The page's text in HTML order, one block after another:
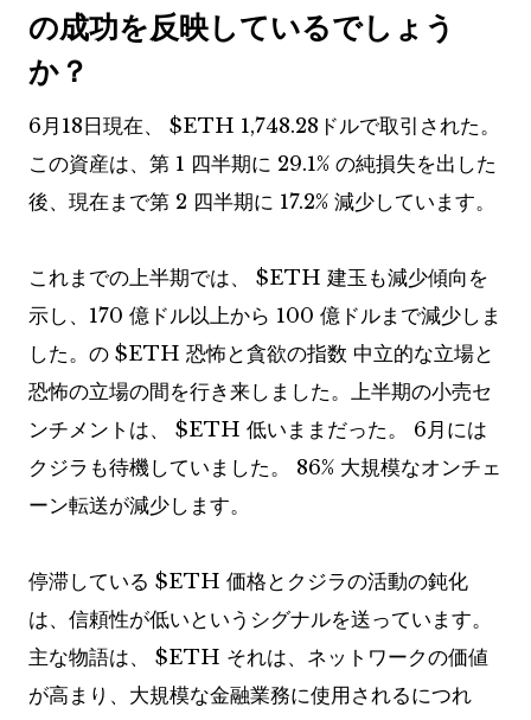
の成功を反映しているでしょう
か？
6月18日現在、 $ETH 1,748.28ドルで取引された。
この資産は、第 1 四半期に 29.1% の純損失を出した
後、現在まで第 2 四半期に 17.2% 減少しています。
これまでの上半期では、 $ETH 建玉も減少傾向を
示し、170 億ドル以上から 100 億ドルまで減少しま
した。の $ETH 恐怖と貪欲の指数 中立的な立場と
恐怖の立場の間を行き来しました。上半期の小売セ
ンチメントは、 $ETH 低いままだった。 6月には
クジラも待機していました。 86% 大規模なオンチェ
ーン転送が減少します。
停滞している $ETH 価格とクジラの活動の鈍化
は、信頼性が低いというシグナルを送っています。
主な物語は、 $ETH それは、ネットワークの価値
が高まり、大規模な金融業務に使用されるにつれ